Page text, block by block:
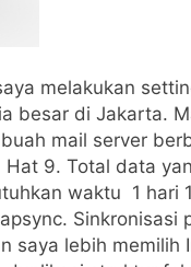
melakukan
besar di Jakarta.
mail server
Hat 9. Total data
waktu 1 hari
Sinkronisasi
saya lebih memilih